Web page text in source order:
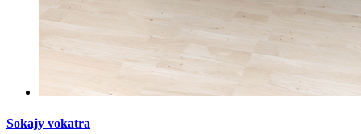
Sokajy vokatra